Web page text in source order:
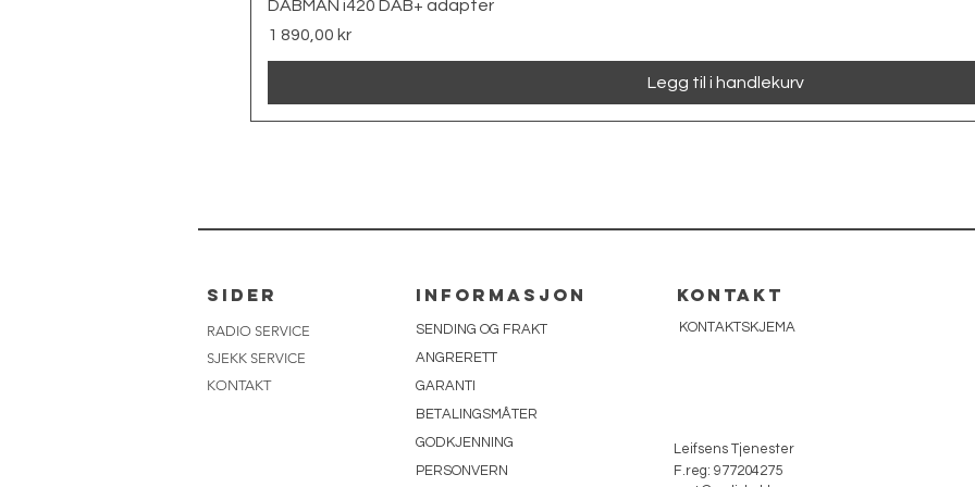
DABMAN i420 DAB+ adapter
Pris
1 890,00 kr
Legg til i handlekurv
sider
RADIO SERVICE
SJEKK SERVICE
KONTAKT
informasjon
SENDING OG FRAKT
ANGRERETT
GARANTI
BETALINGSMÅTER
GODKJENNING
PERSONVERN
kontakt
Leifsens Tjenester
KONTAKTSKJEMA
F.reg: 977204275